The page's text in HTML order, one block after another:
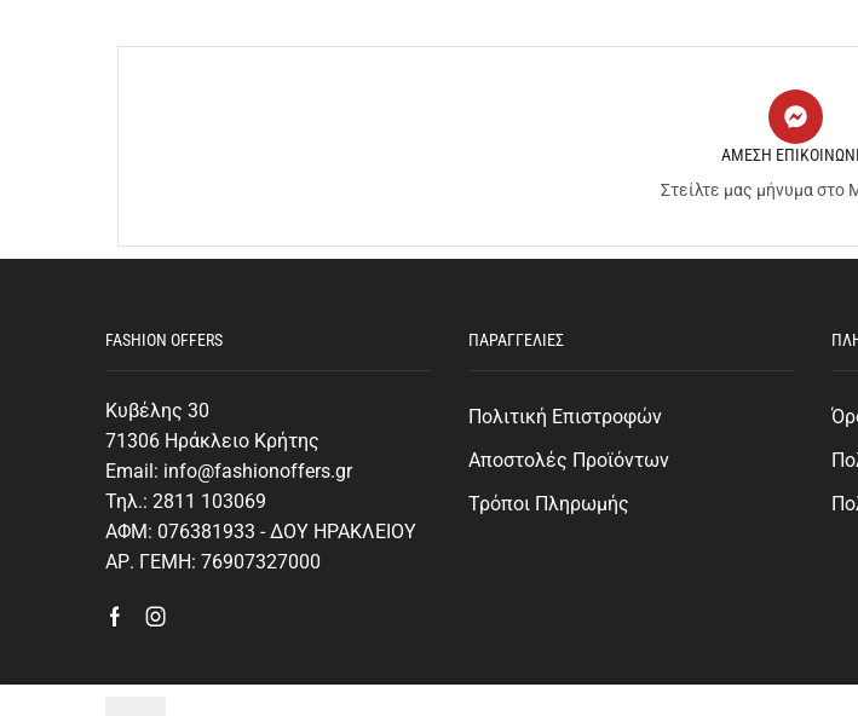
ΑΜΕΣΗ
Στείλτε μας μήνυμα στο
FASHION OFFERS
Κυβέλης 30
71306 Ηράκλειο Κρήτης
Email: info@fashionoffers.gr
Τηλ.: 2811 103069
ΑΦΜ: 076381933 - ΔΟΥ ΗΡΑΚΛΕΙΟΥ
ΑΡ. ΓΕΜΗ: 76907327000
ΠΑΡΑΓΓΕΛΙΕΣ
Πολιτική Επιστροφών
Αποστολές Προϊόντων
Τρόποι Πληρωμής